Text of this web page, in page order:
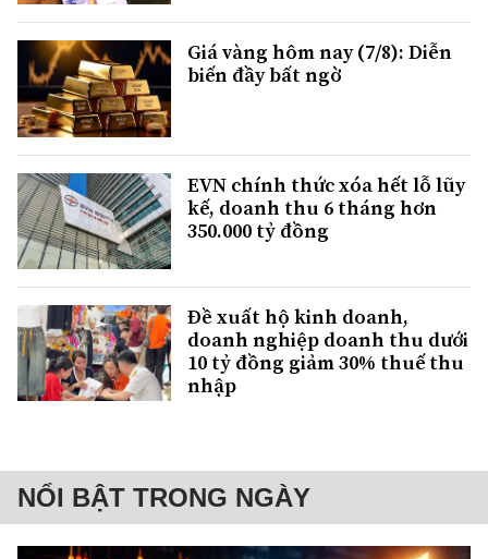
Giá vàng hôm nay (7/8): Diễn
biến đầy bất ngờ
EVN chính thức xóa hết lỗ lũy
kế, doanh thu 6 tháng hơn
350.000 tỷ đồng
Đề xuất hộ kinh doanh,
doanh nghiệp doanh thu dưới
10 tỷ đồng giảm 30% thuế thu
nhập
NỔI BẬT TRONG NGÀY